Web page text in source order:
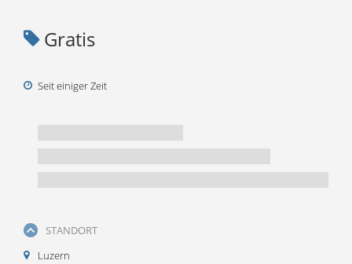
Gratis
Seit einiger Zeit
STANDORT
Luzern